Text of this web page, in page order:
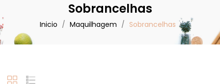
Sobrancelhas
Inicio Maquilhagem Sobrancelhas